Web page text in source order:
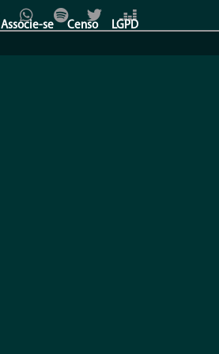
Associe-se Censo LGPD